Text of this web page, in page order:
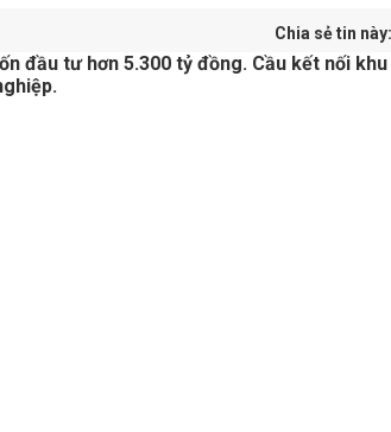
Chia sẻ tin này:
đầu tư hơn 5.300 tỷ đồng. Cầu kết nối